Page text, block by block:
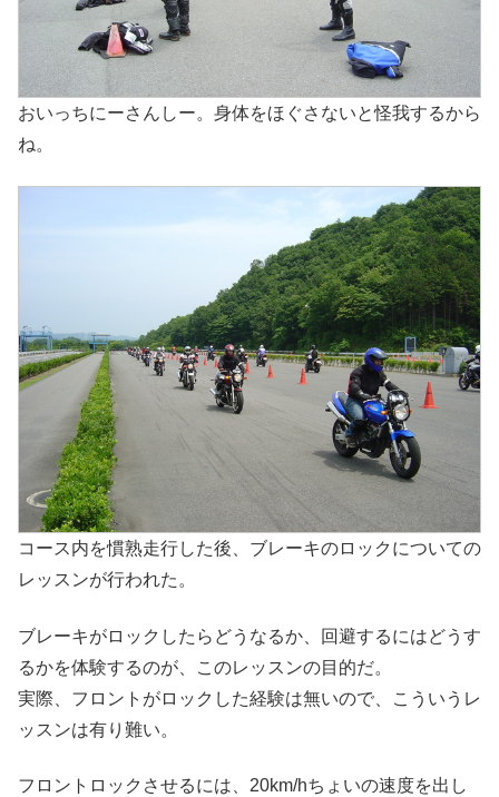
おいっちにーさんしー。身体をほぐさないと怪我するから
ね。
コース内を慣熟走行した後、ブレーキのロックについての
レッスンが行われた。
ブレーキがロックしたらどうなるか、回避するにはどうす
るかを体験するのが、このレッスンの目的だ。
実際、フロントがロックした経験は無いので、こういうレ
ッスンは有り難い。
フロントロックさせるには、20km/hちょいの速度を出し